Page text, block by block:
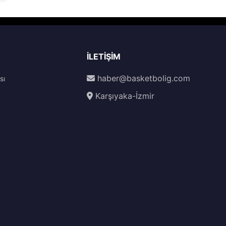
İLETIŞIM
haber@basketbolig.com
Karşıyaka-İzmir